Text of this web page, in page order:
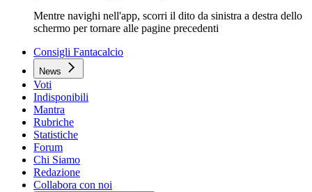
Mentre navighi nell'app, scorri il dito da sinistra a destra dello
schermo per tornare alle pagine precedenti
Consigli Fantacalcio
News
Voti
Indisponibili
Mantra
Rubriche
Statistiche
Forum
Chi Siamo
Redazione
Collabora con noi